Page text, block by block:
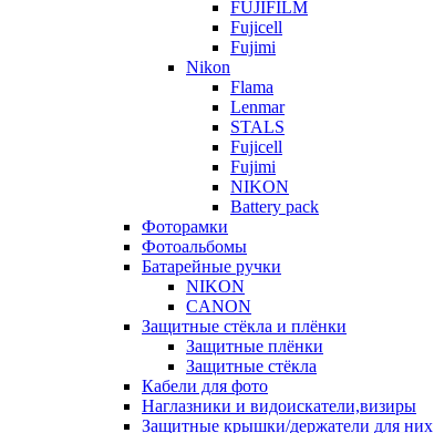
FUJIFILM
Fujicell
Fujimi
Nikon
Flama
Lenmar
STALS
Fujicell
Fujimi
NIKON
Battery pack
Фоторамки
Фотоальбомы
Батарейные ручки
NIKON
CANON
Защитные стёкла и плёнки
Защитные плёнки
Защитные стёкла
Кабели для фото
Наглазники и видоискатели,визиры
Защитные крышки/держатели для них